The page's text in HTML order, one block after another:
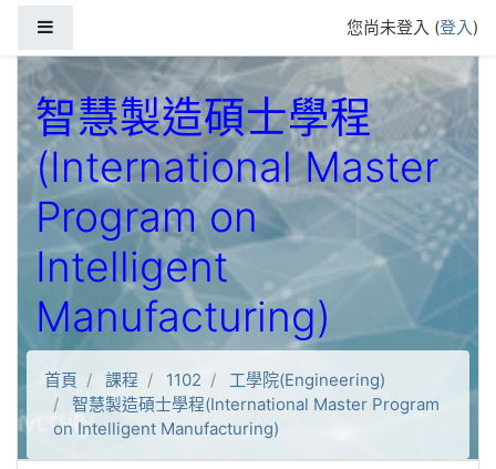
您尚未登入 (登入)
智慧製造碩士學程
(International Master
Program on
Intelligent
Manufacturing)
首頁 課程 1102
工學院(Engineering)
智慧製造碩士學程(International Master Program
on Intelligent Manufacturing)